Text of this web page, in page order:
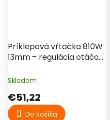
Príklepová vŕtačka 810W
13mm – regulácia otáčok
Skladom
€51,22
Do košíka